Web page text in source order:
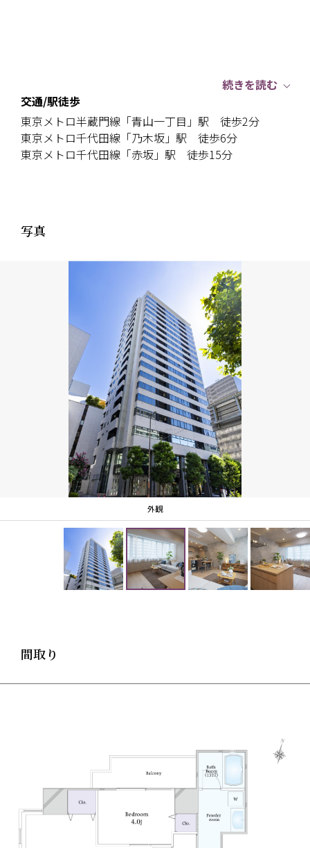
続きを読む
交通/駅徒歩
東京メトロ半蔵門線「青山一丁目」駅 徒歩2分
東京メトロ千代田線「乃木坂」駅 徒歩6分
東京メトロ千代田線「赤坂」駅 徒歩15分
写真
外観
間取り